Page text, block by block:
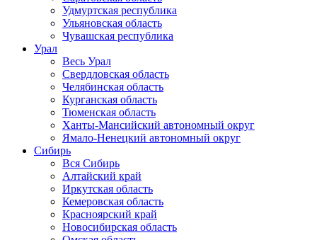
Удмуртская республика
Ульяновская область
Чувашская республика
Урал
Весь Урал
Свердловская область
Челябинская область
Курганская область
Тюменская область
Ханты-Мансийский автономный округ
Ямало-Ненецкий автономный округ
Сибирь
Вся Сибирь
Алтайский край
Иркутская область
Кемеровская область
Красноярский край
Новосибирская область